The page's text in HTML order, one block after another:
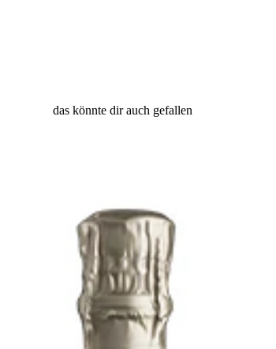
das könnte dir auch gefallen